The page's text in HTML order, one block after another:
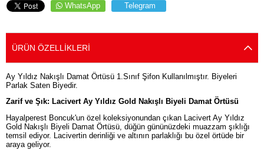
WhatsApp Telegram
ÜRÜN ÖZELLIKLERI
Ay Yıldız Nakışlı Damat Örtüsü 1.Sınıf Şifon Kullanılmıştır. Biyeleri
Parlak Saten Biyedir.
Zarif ve Şık: Lacivert Ay Yıldız Gold Nakışlı Biyeli Damat Örtüsü
Hayalperest Boncuk'un özel koleksiyonundan çıkan Lacivert Ay Yıldız
Gold Nakışlı Biyeli Damat Örtüsü, düğün gününüzdeki muazzam şıklığı
temsil ediyor. Lacivertin derinliği ve altının parlaklığı bu özel örtüde bir
araya geliyor.